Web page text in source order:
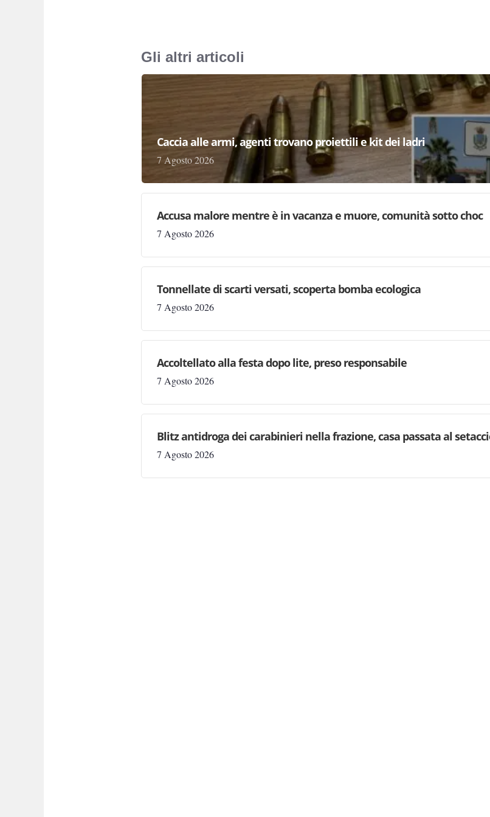
Gli altri articoli
Caccia alle armi, agenti trovano proiettili e kit dei ladri
7 Agosto 2026
Accusa malore mentre è in vacanza e muore, comunità sotto choc
7 Agosto 2026
Tonnellate di scarti versati, scoperta bomba ecologica
7 Agosto 2026
Accoltellato alla festa dopo lite, preso responsabile
7 Agosto 2026
Blitz antidroga dei carabinieri nella frazione, casa passata al
7 Agosto 2026